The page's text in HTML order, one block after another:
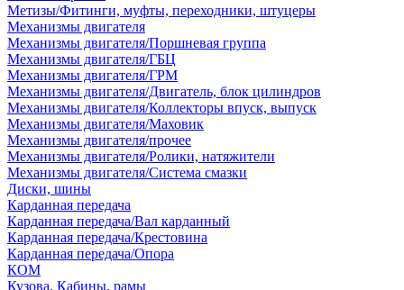
Метизы/Фитинги, муфты, переходники, штуцеры
Механизмы двигателя
Механизмы двигателя/Поршневая группа
Механизмы двигателя/ГБЦ
Механизмы двигателя/ГРМ
Механизмы двигателя/Двигатель, блок цилиндров
Механизмы двигателя/Коллекторы впуск, выпуск
Механизмы двигателя/Маховик
Механизмы двигателя/прочее
Механизмы двигателя/Ролики, натяжители
Механизмы двигателя/Система смазки
Диски, шины
Карданная передача
Карданная передача/Вал карданный
Карданная передача/Крестовина
Карданная передача/Опора
КОМ
Кузова, Кабины, рамы